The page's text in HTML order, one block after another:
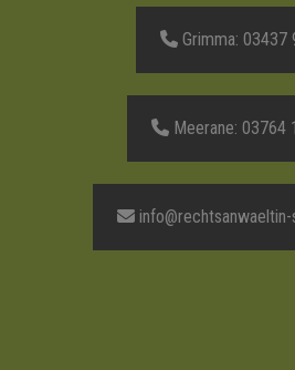
Grimma: 03437
Meerane: 03764